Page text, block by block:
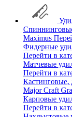
Maximus
Фидерные
Перейти в
Матчевые
Перейти в
Кастинговые,
Major Craft
Карповые
Перейти в